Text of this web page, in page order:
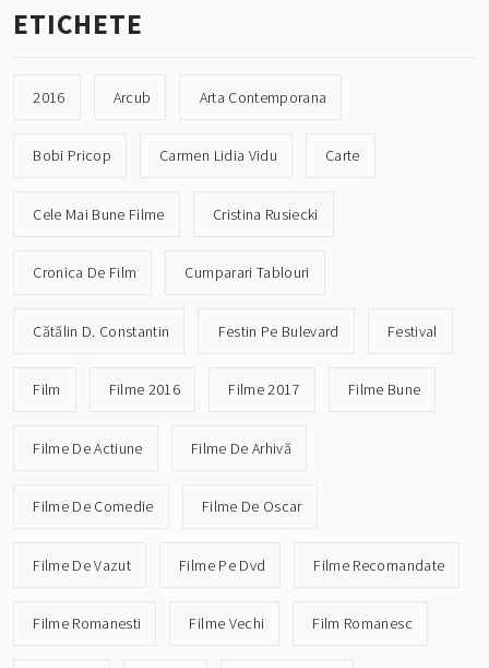
ETICHETE
2016 Arcub Arta Contemporana
Bobi Pricop Carmen Lidia Vidu Carte
Cele Mai Bune Filme Cristina Rusiecki
Cronica De Film Cumparari Tablouri
Cătălin D. Constantin Festin Pe Bulevard Festival
Film Filme 2016 Filme 2017 Filme Bune
Filme De Actiune Filme De Arhivă
Filme De Comedie Filme De Oscar
Filme De Vazut Filme Pe Dvd Filme Recomandate
Filme Romanesti Filme Vechi Film Romanesc